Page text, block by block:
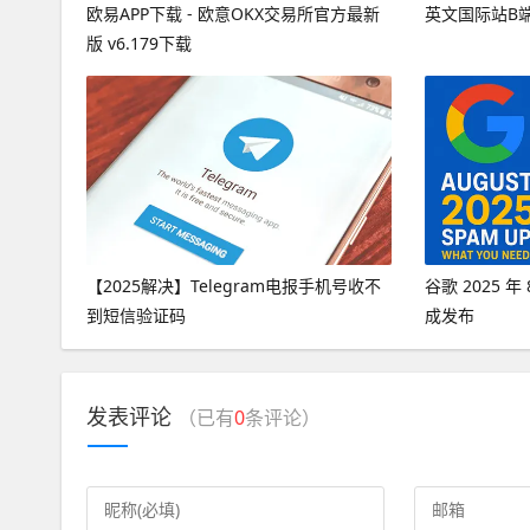
欧易APP下载 - 欧意OKX交易所官方最新
版 v6.179下载
英文国际站B
【2025解决】Telegram电报手机号收不
到短信验证码
谷歌 2025 年
成发布
发表评论 （已有0条评论）